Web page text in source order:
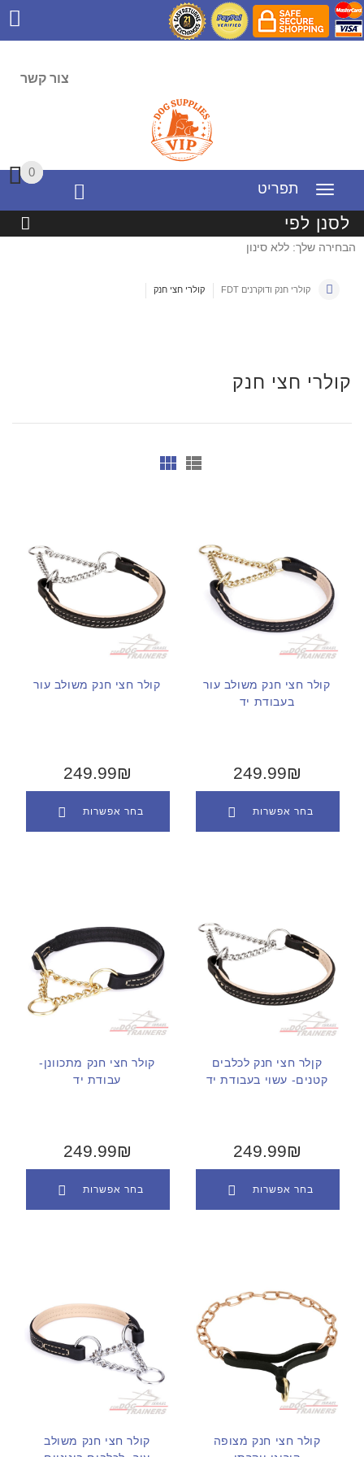
צור קשר
0
תפריט
0
לסנן לפי
הבחירה שלך: ללא סינון
קולרי חנק ודוקרנים FDT קולרי חצי חנק
קולרי חצי חנק
קולר חצי חנק משולב עור
249.99₪
בחר אפשרות
קולר חצי חנק משולב עור
בעבודת יד
249.99₪
בחר אפשרות
קולר חצי חנק מתכוונן-
עבודת יד
249.99₪
בחר אפשרות
קןלר חצי חנק לכלבים
קטנים- עשוי בעבודת יד
249.99₪
בחר אפשרות
קולר חצי חנק משולב
קולר חצי חנק מצופה